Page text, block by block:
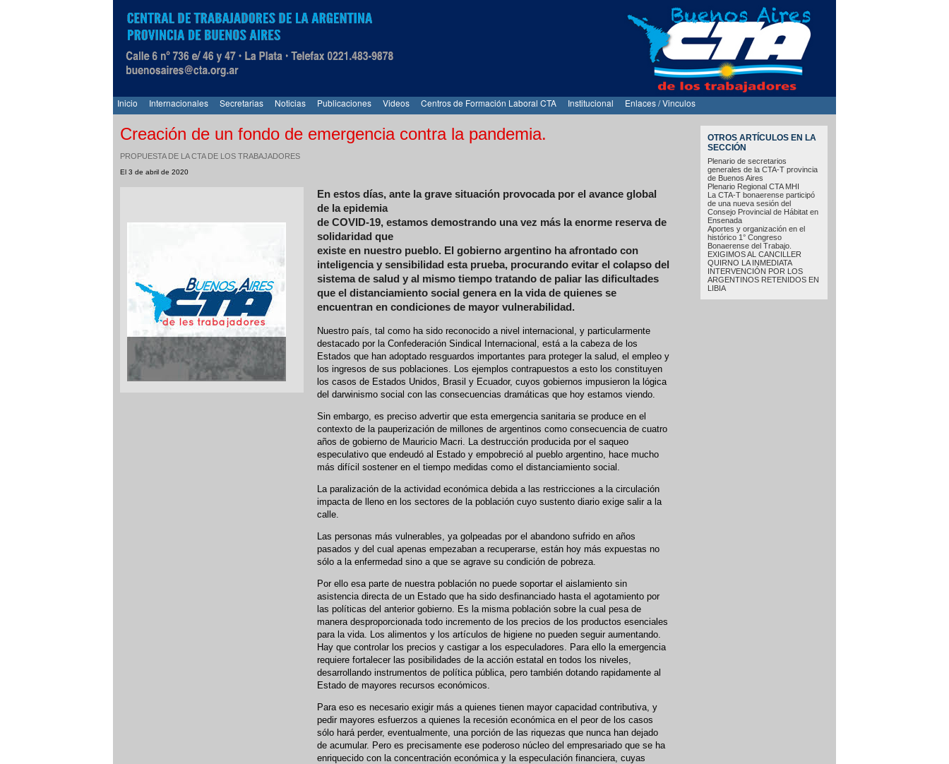
Inicio Internacionales Secretarias Noticias Publicaciones Videos Centros de Formación Laboral CTA Institucional Enlaces / Vinculos
OTROS ARTÍCULOS EN LA
SECCIÓN
Plenario de secretarios
generales de la CTA-T provincia
de Buenos Aires
Plenario Regional CTA MHI
La CTA-T bonaerense participó
de una nueva sesión del
Consejo Provincial de Hábitat en
Ensenada
Aportes y organización en el
histórico 1° Congreso
Bonaerense del Trabajo.
EXIGIMOS AL CANCILLER
QUIRNO LA INMEDIATA
INTERVENCIÓN POR LOS
ARGENTINOS RETENIDOS EN
LIBIA
Creación de un fondo de emergencia contra la pandemia.
PROPUESTA DE LA CTA DE LOS TRABAJADORES
El 3 de abril de 2020
En estos días, ante la grave situación provocada por el avance global
de la epidemia
de COVID-19, estamos demostrando una vez más la enorme reserva de
solidaridad que
existe en nuestro pueblo. El gobierno argentino ha afrontado con
inteligencia y sensibilidad esta prueba, procurando evitar el colapso del
sistema de salud y al mismo tiempo tratando de paliar las dificultades
que el distanciamiento social genera en la vida de quienes se
encuentran en condiciones de mayor vulnerabilidad.
Nuestro país, tal como ha sido reconocido a nivel internacional, y particularmente
destacado por la Confederación Sindical Internacional, está a la cabeza de los
Estados que han adoptado resguardos importantes para proteger la salud, el empleo y
los ingresos de sus poblaciones. Los ejemplos contrapuestos a esto los constituyen
los casos de Estados Unidos, Brasil y Ecuador, cuyos gobiernos impusieron la lógica
del darwinismo social con las consecuencias dramáticas que hoy estamos viendo.
Sin embargo, es preciso advertir que esta emergencia sanitaria se produce en el
contexto de la pauperización de millones de argentinos como consecuencia de cuatro
años de gobierno de Mauricio Macri. La destrucción producida por el saqueo
especulativo que endeudó al Estado y empobreció al pueblo argentino, hace mucho
más difícil sostener en el tiempo medidas como el distanciamiento social.
La paralización de la actividad económica debida a las restricciones a la circulación
impacta de lleno en los sectores de la población cuyo sustento diario exige salir a la
calle.
Las personas más vulnerables, ya golpeadas por el abandono sufrido en años
pasados y del cual apenas empezaban a recuperarse, están hoy más expuestas no
sólo a la enfermedad sino a que se agrave su condición de pobreza.
Por ello esa parte de nuestra población no puede soportar el aislamiento sin
asistencia directa de un Estado que ha sido desfinanciado hasta el agotamiento por
las políticas del anterior gobierno. Es la misma población sobre la cual pesa de
manera desproporcionada todo incremento de los precios de los productos esenciales
para la vida. Los alimentos y los artículos de higiene no pueden seguir aumentando.
Hay que controlar los precios y castigar a los especuladores. Para ello la emergencia
requiere fortalecer las posibilidades de la acción estatal en todos los niveles,
desarrollando instrumentos de política pública, pero también dotando rapidamente al
Estado de mayores recursos económicos.
Para eso es necesario exigir más a quienes tienen mayor capacidad contributiva, y
pedir mayores esfuerzos a quienes la recesión económica en el peor de los casos
sólo hará perder, eventualmente, una porción de las riquezas que nunca han dejado
de acumular. Pero es precisamente ese poderoso núcleo del empresariado que se ha
enriquecido con la concentración económica y la especulación financiera, cuyas